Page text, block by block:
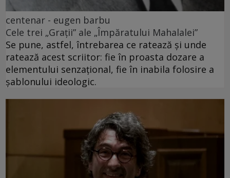
centenar - eugen barbu
Cele trei „Grații” ale „Împăratului Mahalalei”
Se pune, astfel, întrebarea ce ratează și unde
ratează acest scriitor: fie în proasta dozare a
elementului senzațional, fie în inabila folosire a
șablonului ideologic.